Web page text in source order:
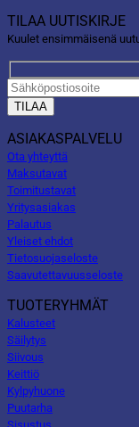
TILAA UUTISKIRJE
Kuulet ensimmäisenä
ASIAKASPALVELU
Ota yhteyttä
Maksutavat
Toimitustavat
Yritysasiakas
Palautus
Yleiset ehdot
Tietosuojaseloste
Saavutettavuusseloste
TUOTERYHMÄT
Kalusteet
Säilytys
Siivous
Keittiö
Kylpyhuone
Puutarha